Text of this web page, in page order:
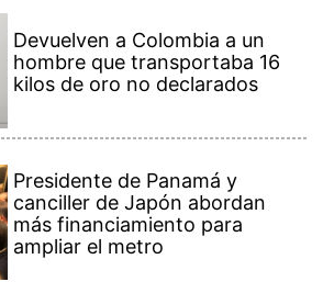
Devuelven a Colombia a un
hombre que transportaba 16
kilos de oro no declarados
Presidente de Panamá y
canciller de Japón abordan
más financiamiento para
ampliar el metro